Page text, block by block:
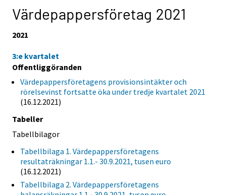
Värdepappersföretag 2021
2021
3:e kvartalet
Offentliggöranden
Värdepappersföretagens provisionsintäkter och
rörelsevinst fortsatte öka under tredje kvartalet 2021
(16.12.2021)
Tabeller
Tabellbilagor
Tabellbilaga 1. Värdepappersföretagens
resultaträkningar 1.1.- 30.9.2021, tusen euro
(16.12.2021)
Tabellbilaga 2. Värdepappersföretagens